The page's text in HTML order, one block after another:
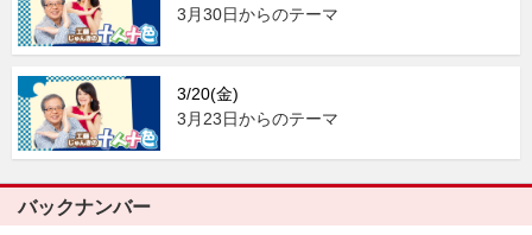
3月30日からのテーマ
3/20(金)
3月23日からのテーマ
バックナンバー